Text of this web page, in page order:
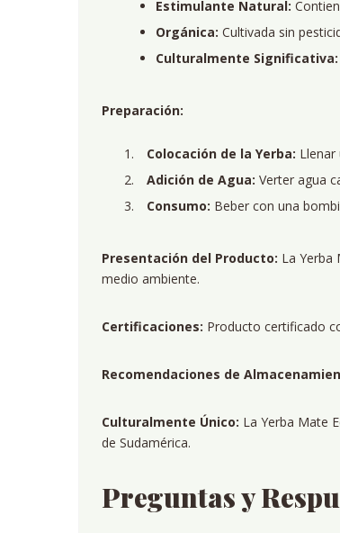
Estimulante Natural:
Orgánica: Cultivada sin
Culturalmente Significativa:
Preparación:
Colocación de la Yerba:
Adición de Agua: Verter agua
Consumo: Beber con una
Presentación del Producto: La Yerba
medio ambiente.
Certificaciones: Producto certificado
Recomendaciones de
Culturalmente Único: La Yerba Mate
de Sudamérica.
Preguntas y